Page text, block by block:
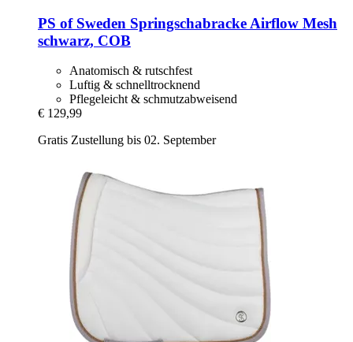
PS of Sweden Springschabracke Airflow Mesh
schwarz, COB
Anatomisch & rutschfest
Luftig & schnelltrocknend
Pflegeleicht & schmutzabweisend
€ 129,99
Gratis Zustellung bis 02. September